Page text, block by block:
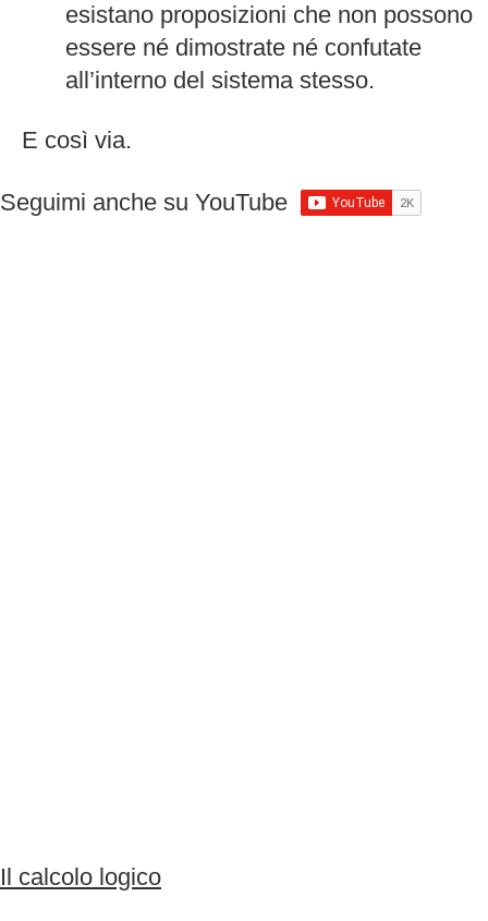
esistano proposizioni che non possono
essere né dimostrate né confutate
all’interno del sistema stesso.
E così via.
Seguimi anche su YouTube
Il calcolo logico